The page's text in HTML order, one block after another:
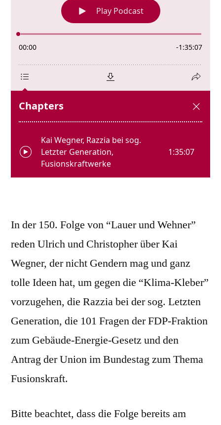
In der 150. Folge von “Lauer und Wehner”
reden Ulrich und Christopher über Kai
Wegner, der nicht Gendern mag und ganz
tolle Ideen hat, um gegen die “Klima-Kleber”
vorzugehen, die Razzia bei der sog. Letzten
Generation, die 101 Fragen der FDP-Fraktion
zum Gebäude-Energie-Gesetz und den
Antrag der Union im Bundestag zum Thema
Fusionskraft.
Bitte beachtet, dass die Folge bereits am